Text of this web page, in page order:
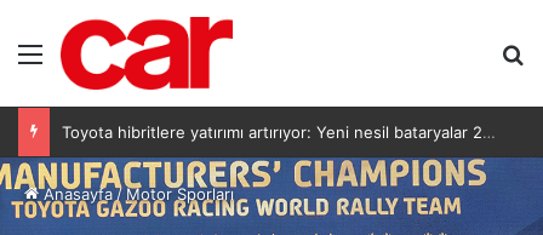
Menü
Toyota hibritlere yatırımı artırıyor: Yeni nesil bataryalar 2027’de geliyor
Anasayfa/Motor Sporları